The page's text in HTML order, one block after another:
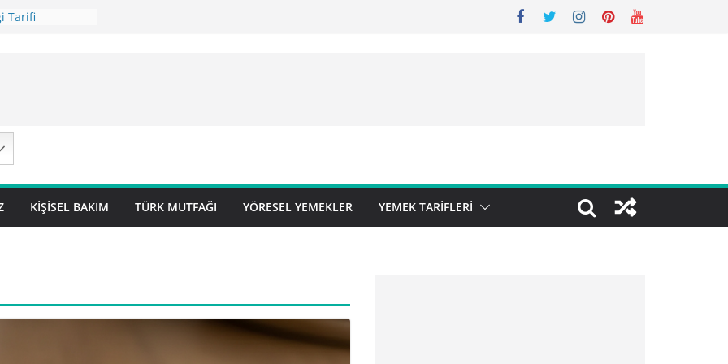
Tarifi
KIŞISEL BAKIM TÜRK MUTFAĞI YÖRESEL YEMEKLER YEMEK TARIFLERI